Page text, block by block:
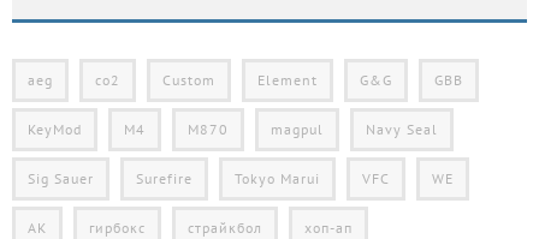
aeg co2 Custom Element G&G GBB
KeyMod M4 M870 magpul Navy Seal
Sig Sauer Surefire Tokyo Marui VFC WE
АК гирбокс страйкбол хоп-ап